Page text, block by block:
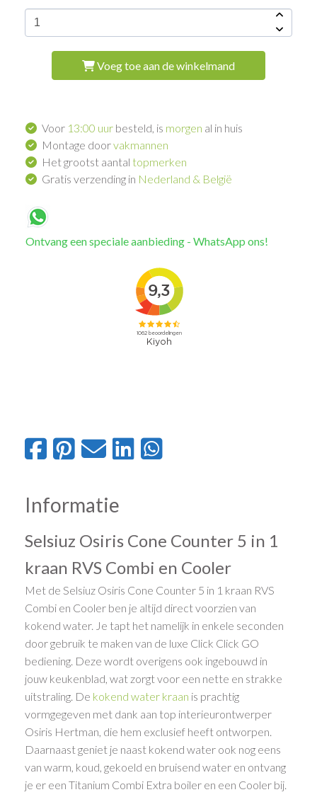
Voeg toe aan de winkelmand
Voor 13:00 uur besteld, is morgen al in huis
Montage doorvakmannen
Het grootst aantal topmerken
Gratis verzending in Nederland & België
Ontvang een speciale aanbieding - WhatsApp ons!
Informatie
Selsiuz Osiris Cone Counter 5 in 1
kraan RVS Combi en Cooler
Met de Selsiuz Osiris Cone Counter 5 in 1 kraan RVS
Combi en Cooler ben je altijd direct voorzien van
kokend water. Je tapt het namelijk in enkele seconden
door gebruik te maken van de luxe Click Click GO
bediening. Deze wordt overigens ook ingebouwd in
jouw keukenblad, wat zorgt voor een nette en strakke
uitstraling. De kokend water kraan is prachtig
vormgegeven met dank aan top interieurontwerper
Osiris Hertman, die hem exclusief heeft ontworpen.
Daarnaast geniet je naast kokend water ook nog eens
van warm, koud, gekoeld en bruisend water en ontvang
je er een Titanium Combi Extra boiler en een Cooler bij.